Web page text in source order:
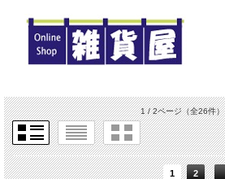
1 / 2ページ（全26件）
1 2